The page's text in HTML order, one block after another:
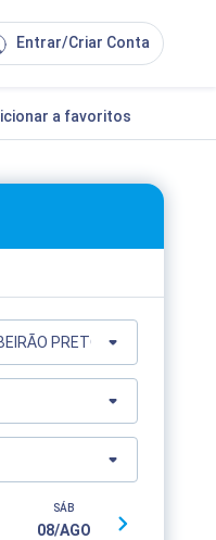
Entrar/Criar Conta
a favoritos
SÁB
08/AGO